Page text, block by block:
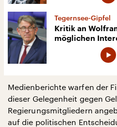
Tegernsee-Gipfel
Kritik an
möglichen
Medienberichte warfen der
dieser Gelegenheit gegen
Regierungsmitgliedern
auf die politischen